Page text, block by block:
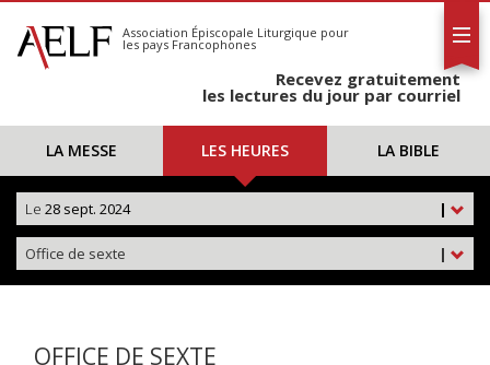
S'abonner
Calendrier
Association Épiscopale Liturgique pour
les pays Francophones
Recevez gratuitement
les lectures du jour par courriel
LA MESSE LES HEURES LA BIBLE
|
Le 28 sept. 2024
|
Office de sexte
OFFICE DE SEXTE